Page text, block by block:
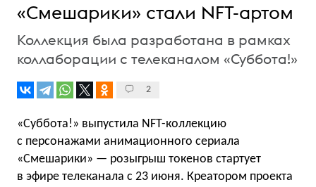
«Смешарики» стали NFT-артом
Коллекция была разработана в рамках
коллаборации с телеканалом «Суббота!»
2
«Суббота!» выпустила NFT-коллекцию
с персонажами анимационного сериала
«Смешарики» — розыгрыш токенов стартует
в эфире телеканала с 23 июня. Креатором проекта